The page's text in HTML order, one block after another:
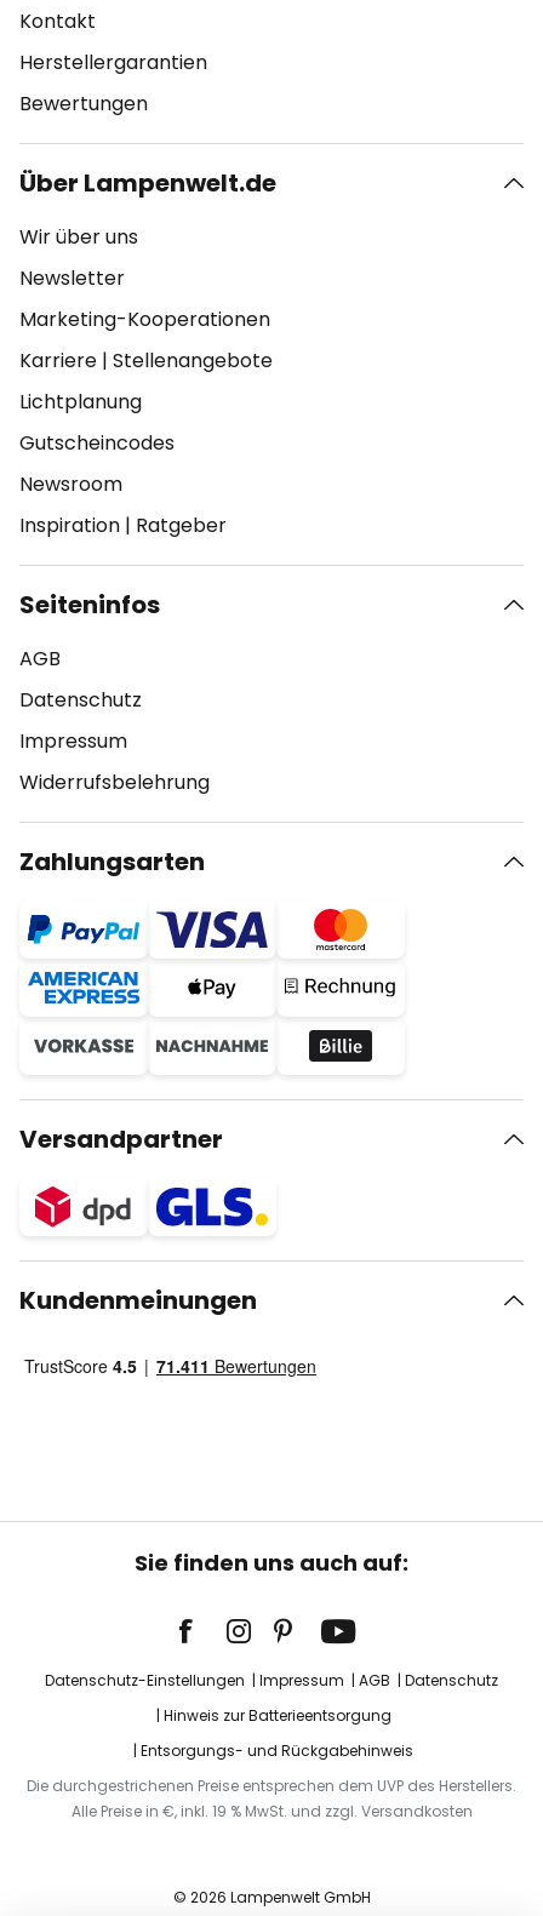
Kontakt
Herstellergarantien
Bewertungen
Über Lampenwelt.de
Wir über uns
Newsletter
Marketing-Kooperationen
Karriere | Stellenangebote
Lichtplanung
Gutscheincodes
Newsroom
Inspiration | Ratgeber
Seiteninfos
AGB
Datenschutz
Impressum
Widerrufsbelehrung
Zahlungsarten
Versandpartner
Kundenmeinungen
Sie finden uns auch auf:
Datenschutz-Einstellungen Impressum AGB
Datenschutz
Hinweis zur Batterieentsorgung
Entsorgungs- und Rückgabehinweis
Die durchgestrichenen Preise entsprechen dem UVP des Herstellers.
Alle Preise in €, inkl. 19 % MwSt. und zzgl. Versandkosten
© 2026 Lampenwelt GmbH